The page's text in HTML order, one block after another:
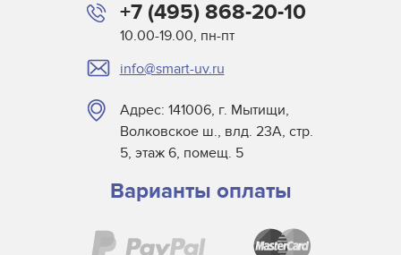
+7 (495) 868-20-10
10.00-19.00, пн-пт
info@smart-uv.ru
Адрес: 141006, г. Мытищи,
Волковское ш., влд. 23А, стр.
5, этаж 6, помещ. 5
Варианты оплаты